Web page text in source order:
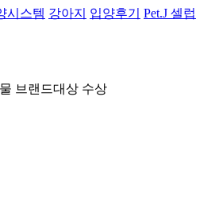
시스템 강아지 입양후기
Pet.J 셀럽
브랜드대상 수상